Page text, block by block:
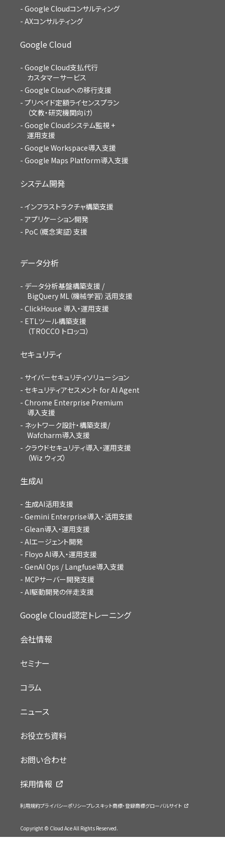
Google Cloudコンサルティング
AXコンサルティング
Google Cloud
Google Cloud支払代行
カスタマーサービス
Google Cloudへの移行支援
プリペイド定額ライセンスプラン
（文教・研究機関向け）
Google Cloudシステム監視 +
運用支援
Google Workspace導入支援
Google Maps Platform導入支援
システム開発
インフラストラクチャ構築支援
アプリケーション開発
PoC（概念実証）支援
データ分析
データ分析基盤構築支援 /
BigQuery ML（機械学習）活用支援
ClickHouse 導入・運用支援
ETLツール構築支援
（TROCCO トロッコ）
セキュリティ
サイバーセキュリティソリューション
セキュリティアセスメント for AI Agent
Chrome Enterprise Premium
導入支援
ネットワーク設計・構築支援/
Wafcharm導入支援
クラウドセキュリティ導入・運用支援
（Wiz ウィズ）
生成AI
生成AI活用支援
Gemini Enterprise導入・活用支援
Glean導入・運用支援
AIエージェント開発
Floyo AI導入・運用支援
GenAI Ops / Langfuse導入支援
MCPサーバー開発支援
AI駆動開発の伴走支援
Google Cloud認定トレーニング
会社情報
セミナー
コラム
ニュース
お役立ち資料
お問い合わせ
採用情報
利用規約プライバシーポリシープレスキット商標・登録商標グローバルサイト
Copyright © Cloud Ace All Rights Reserved.